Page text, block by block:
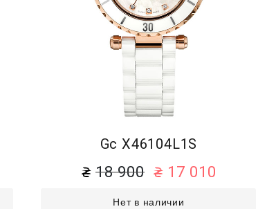
Gc X46104L1S
18 900 17 010
Нет в наличии